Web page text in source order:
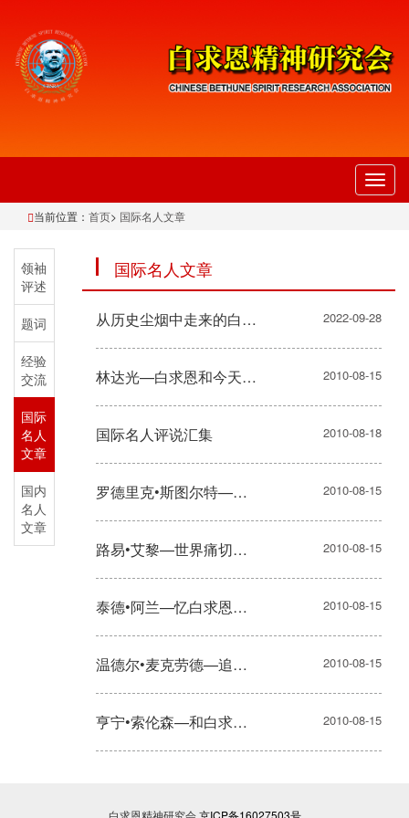
切
换
当前位置： 首页> 国际名人文章
领袖
评述
题词
经验
交流
国际
名人
文章
国内
名人
文章
国际名人文章
从历史尘烟中走来的白求恩 ——读李彦新著《兰台遗卷》 2022-09-28
林达光—白求恩和今天的中国 2010-08-15
国际名人评说汇集 2010-08-18
罗德里克•斯图尔特—此人是无所畏惧的 2010-08-15
路易•艾黎—世界痛切地需要他 2010-08-15
泰德•阿兰—忆白求恩，思念种种 2010-08-15
温德尔•麦克劳德—追念和思考 2010-08-15
亨宁•索伦森—和白求恩在西班牙相处的日子 2010-08-15
白求恩精神研究会京ICP备16027503号